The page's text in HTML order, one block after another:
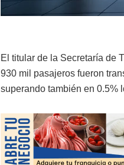
El titular de la Secretaría de
930 mil pasajeros fueron
superando también en 0.5%